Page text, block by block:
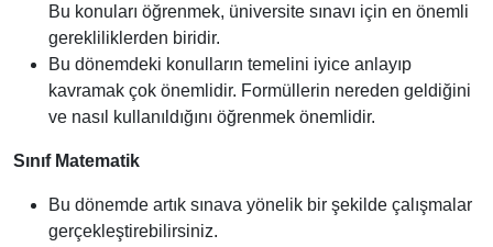
Bu konuları öğrenmek, üniversite sınavı için en önemli
gerekliliklerden biridir.
Bu dönemdeki konulların temelini iyice anlayıp
kavramak çok önemlidir. Formüllerin nereden geldiğini
ve nasıl kullanıldığını öğrenmek önemlidir.
Sınıf Matematik
Bu dönemde artık sınava yönelik bir şekilde çalışmalar
gerçekleştirebilirsiniz.